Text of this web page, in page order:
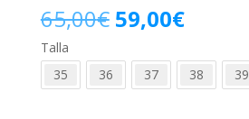
65,00€ El
precio
original
59,00€El
precio
actual
Talla
35
36 37 38 39